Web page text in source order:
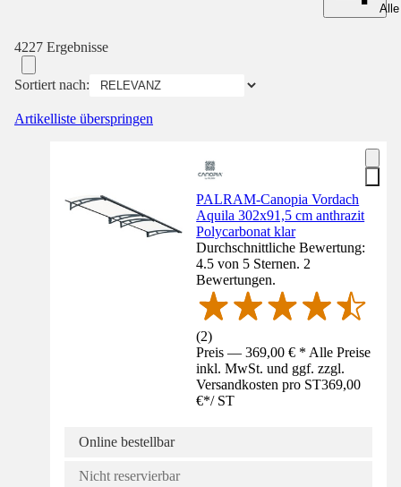
4227 Ergebnisse
Sortiert nach:
Artikelliste überspringen
PALRAM-Canopia Vordach
Aquila 302x91,5 cm anthrazit
Polycarbonat klar
Durchschnittliche Bewertung:
4.5 von 5 Sternen. 2
Bewertungen.
(2)
Preis — 369,00 € * Alle Preise
inkl. MwSt. und ggf. zzgl.
Versandkosten pro ST369,00
€*/ ST
Online bestellbar
Nicht reservierbar